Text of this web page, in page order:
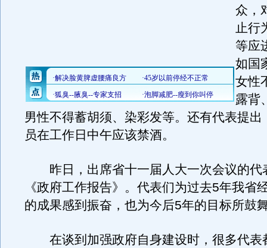
众，
止行
等应
如国
女性
露背
男性不得蓄胡须、染彩发等。还有代表提出
员在工作日中午应该禁酒。
昨日，出席省十一届人大一次会议的代
《政府工作报告》。代表们为过去5年我省
的成果感到振奋，也为今后5年的目标所鼓
在谈到加强政府自身建设时，很多代表